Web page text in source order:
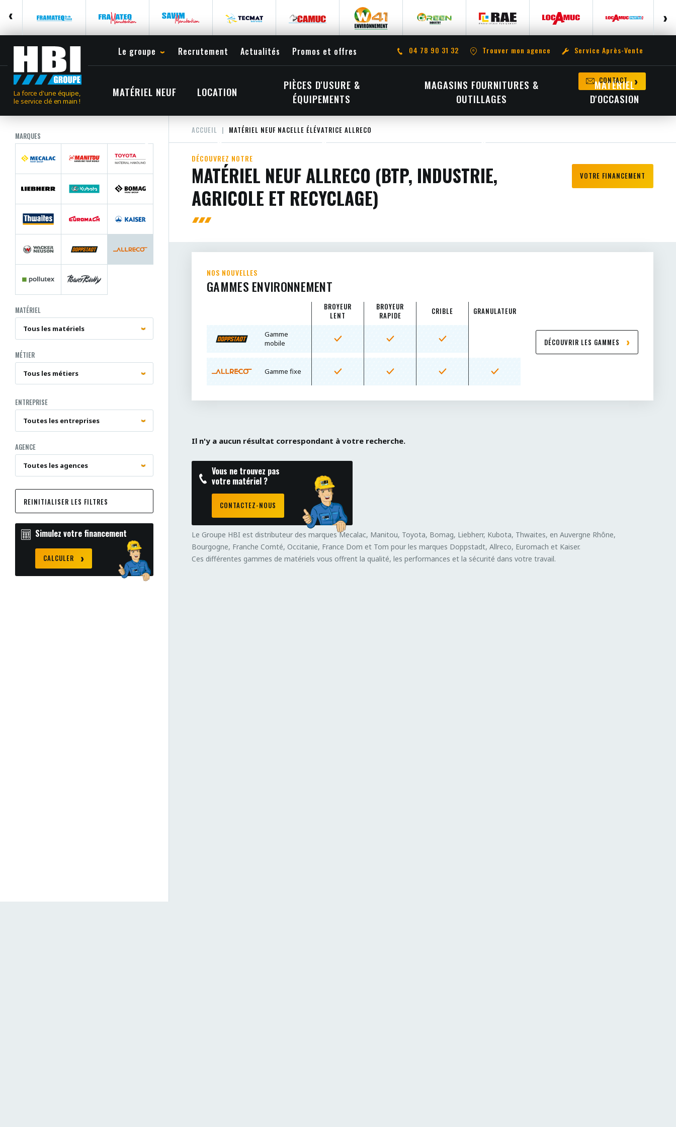
Le groupe Recrutement Actualités Promos et offres 04 78 90 31 32 Trouver mon agence Service Après-Vente
CONTACT
La force d'une équipe,
le service clé en main !
MATÉRIEL NEUF LOCATION
PIÈCES D'USURE &
ÉQUIPEMENTS
MAGASINS FOURNITURES &
OUTILLAGES
MATÉRIEL
D'OCCASION
ACCUEIL MATÉRIEL NEUF NACELLE ÉLÉVATRICE ALLRECO
VOTRE FINANCEMENT
DÉCOUVREZ NOTRE
MATÉRIEL NEUF ALLRECO (BTP, INDUSTRIE,
AGRICOLE ET RECYCLAGE)
MARQUES
MATÉRIEL
MÉTIER
ENTREPRISE
AGENCE
REINITIALISER LES FILTRES
Simulez votre financement
CALCULER
NOS NOUVELLES
GAMMES ENVIRONNEMENT
BROYEUR
LENT
BROYEUR
RAPIDE
CRIBLE GRANULATEUR
Gamme
mobile
Gamme fixe
DÉCOUVRIR LES GAMMES
Il n'y a aucun résultat correspondant à votre recherche.
Vous ne trouvez pas
votre matériel ?
CONTACTEZ-NOUS
Le Groupe HBI est distributeur des marques Mecalac, Manitou, Toyota, Bomag, Liebherr, Kubota, Thwaites, en Auvergne Rhône,
Bourgogne, Franche Comté, Occitanie, France Dom et Tom pour les marques Doppstadt, Allreco, Euromach et Kaiser.
Ces différentes gammes de matériels vous offrent la qualité, les performances et la sécurité dans votre travail.